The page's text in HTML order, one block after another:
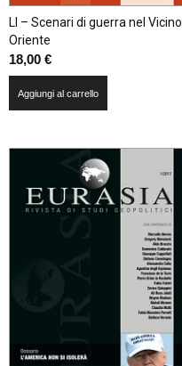
LI – Scenari di guerra nel Vicino
Oriente
18,00 €
Aggiungi al carrello